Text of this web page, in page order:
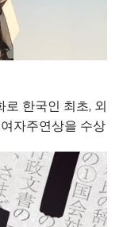
한국인 최초, 외
자주연상을 수상